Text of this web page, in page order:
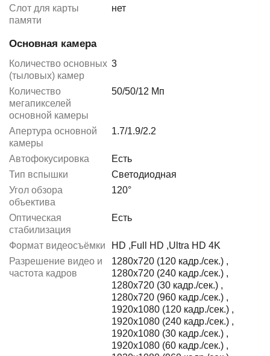
Слот для карты
памяти
нет
Основная камера
Количество основных
(тыловых) камер
3
Количество
мегапикселей
основной камеры
50/50/12 Мп
Апертура основной
камеры
1.7/1.9/2.2
Автофокусировка
Есть
Тип вспышки
Светодиодная
Угол обзора
объектива
120°
Оптическая
стабилизация
Есть
Формат видеосъёмки HD ,Full HD ,Ultra HD 4K
Разрешение видео и
частота кадров
1280x720 (120 кадр./сек.) ,
1280x720 (240 кадр./сек.) ,
1280x720 (30 кадр./сек.) ,
1280x720 (960 кадр./сек.) ,
1920x1080 (120 кадр./сек.) ,
1920x1080 (240 кадр./сек.) ,
1920x1080 (30 кадр./сек.) ,
1920x1080 (60 кадр./сек.) ,